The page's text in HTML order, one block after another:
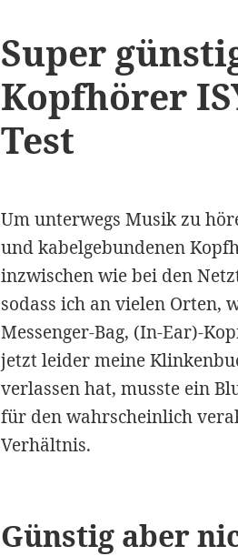
Super
Kopfhörer
Test
Um unterwegs Musik zu
und kabelgebundenen
inzwischen wie bei den
sodass ich an vielen Orten,
Messenger-Bag, (In-Ear)-
jetzt leider meine
verlassen hat, musste ein
für den wahrscheinlich
Verhältnis.
Günstig aber